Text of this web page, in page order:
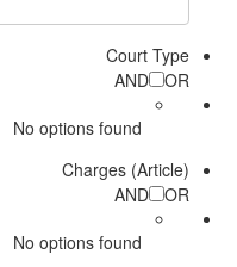
Court Type
AND
OR
No options found
Charges (Article)
AND
OR
No options found